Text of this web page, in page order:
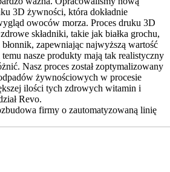
3D żywności, która dokładnie
owoców morza. Proces druku 3D
składniki, takie jak białka grochu,
zapewniając najwyższą wartość
nasze produkty mają tak realistyczny
Nasz proces został zoptymalizowany
żywnościowych w procesie
ilości tych zdrowych witamin i
Revo.
firmy o zautomatyzowaną linię